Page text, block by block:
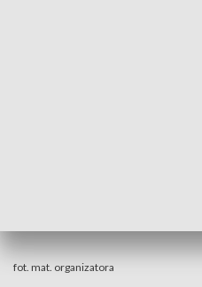
fot. mat. organizatora